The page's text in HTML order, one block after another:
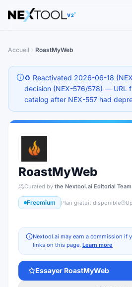
The AI tools directory — Find the
V2
Accueil RoastMyWeb
♻️ Reactivated 2026-06-18
decision (NEX-576/578) — URL
catalog after NEX-557 had
RoastMyWeb
Curated by the Nextool.ai Editorial Team
Freemium Plan gratuit disponible
Nextool.ai may earn a commission if
links on this page. Learn more
Essayer RoastMyWeb